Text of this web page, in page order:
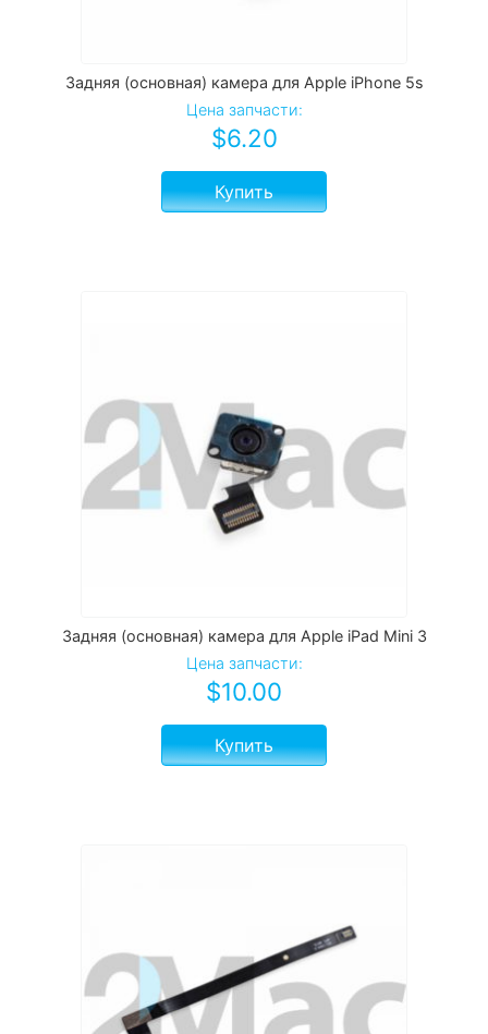
Задняя (основная) камера для Apple iPhone 5s
Цена запчасти:
$6.20
Купить
Задняя (основная) камера для Apple iPad Mini 3
Цена запчасти:
$10.00
Купить